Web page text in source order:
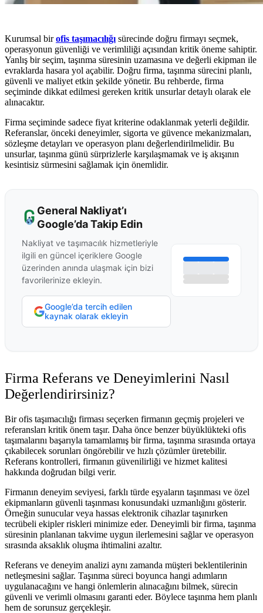
Kurumsal birofis taşımacılığı sürecinde doğru firmayı seçmek,
operasyonun güvenliği ve verimliliği açısından kritik öneme sahiptir.
Yanlış bir seçim, taşınma süresinin uzamasına ve değerli ekipman ile
evraklarda hasara yol açabilir. Doğru firma, taşınma sürecini planlı,
güvenli ve maliyet etkin şekilde yönetir. Bu rehberde, firma
seçiminde dikkat edilmesi gereken kritik unsurlar detaylı olarak ele
alınacaktır.
Firma seçiminde sadece fiyat kriterine odaklanmak yeterli değildir.
Referanslar, önceki deneyimler, sigorta ve güvence mekanizmaları,
sözleşme detayları ve operasyon planı değerlendirilmelidir. Bu
unsurlar, taşınma günü sürprizlerle karşılaşmamak ve iş akışının
kesintisiz sürmesini sağlamak için önemlidir.
General Nakliyat’ı
Google’da Takip Edin
Nakliyat ve taşımacılık hizmetleriyle
ilgili en güncel içeriklere Google
üzerinden anında ulaşmak için bizi
favorilerinize ekleyin.
Google’da tercih edilen
kaynak olarak ekleyin
Firma Referans ve Deneyimlerini Nasıl
Değerlendirirsiniz?
Bir ofis taşımacılığı firması seçerken firmanın geçmiş projeleri ve
referansları kritik önem taşır. Daha önce benzer büyüklükteki ofis
taşımalarını başarıyla tamamlamış bir firma, taşınma sırasında ortaya
çıkabilecek sorunları öngörebilir ve hızlı çözümler üretebilir.
Referans kontrolleri, firmanın güvenilirliği ve hizmet kalitesi
hakkında doğrudan bilgi verir.
Firmanın deneyim seviyesi, farklı türde eşyaların taşınması ve özel
ekipmanların güvenli taşınması konusundaki uzmanlığını gösterir.
Örneğin sunucular veya hassas elektronik cihazlar taşınırken
tecrübeli ekipler riskleri minimize eder. Deneyimli bir firma, taşınma
süresinin planlanan takvime uygun ilerlemesini sağlar ve operasyon
sırasında aksaklık oluşma ihtimalini azaltır.
Referans ve deneyim analizi aynı zamanda müşteri beklentilerinin
netleşmesini sağlar. Taşınma süreci boyunca hangi adımların
uygulanacağını ve hangi önlemlerin alınacağını bilmek, sürecin
güvenli ve verimli olmasını garanti eder. Böylece taşınma hem planlı
hem de sorunsuz gerçekleşir.